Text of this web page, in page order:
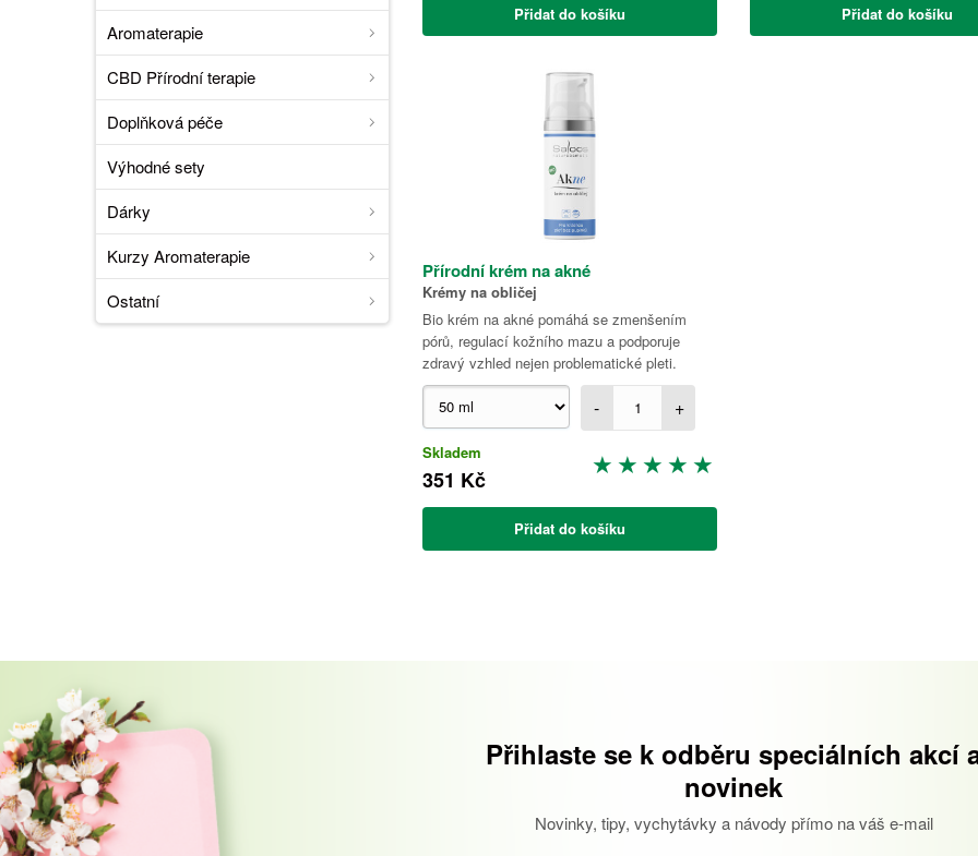
Aromaterapie
CBD Přírodní terapie
Doplňková péče
Výhodné sety
Dárky
Kurzy Aromaterapie
Ostatní
Přidat do košíku Přidat do košíku
Přírodní krém na akné
Krémy na obličej
Bio krém na akné pomáhá se zmenšením
pórů, regulací kožního mazu a podporuje
zdravý vzhled nejen problematické pleti.
- +
Skladem
351 Kč
Přidat do košíku
Přihlaste se k odběru speciálních akcí
novinek
Novinky, tipy, vychytávky a návody přímo na váš e-mail